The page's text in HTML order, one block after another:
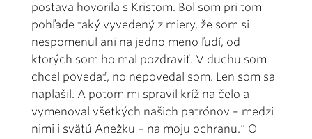
postava hovorila s Kristom. Bol som pri tom
pohľade taký vyvedený z miery, že som si
nespomenul ani na jedno meno ľudí, od
ktorých som ho mal pozdraviť. V duchu som
chcel povedať, no nepovedal som. Len som sa
naplašil. A potom mi spravil kríž na čelo a
vymenoval všetkých našich patrónov – medzi
nimi i svätú Anežku – na moju ochranu.“ O